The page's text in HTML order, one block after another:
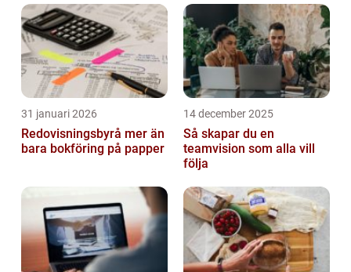
31 januari 2026
Redovisningsbyrå mer än
bara bokföring på papper
14 december 2025
Så skapar du en
teamvision som alla vill
följa